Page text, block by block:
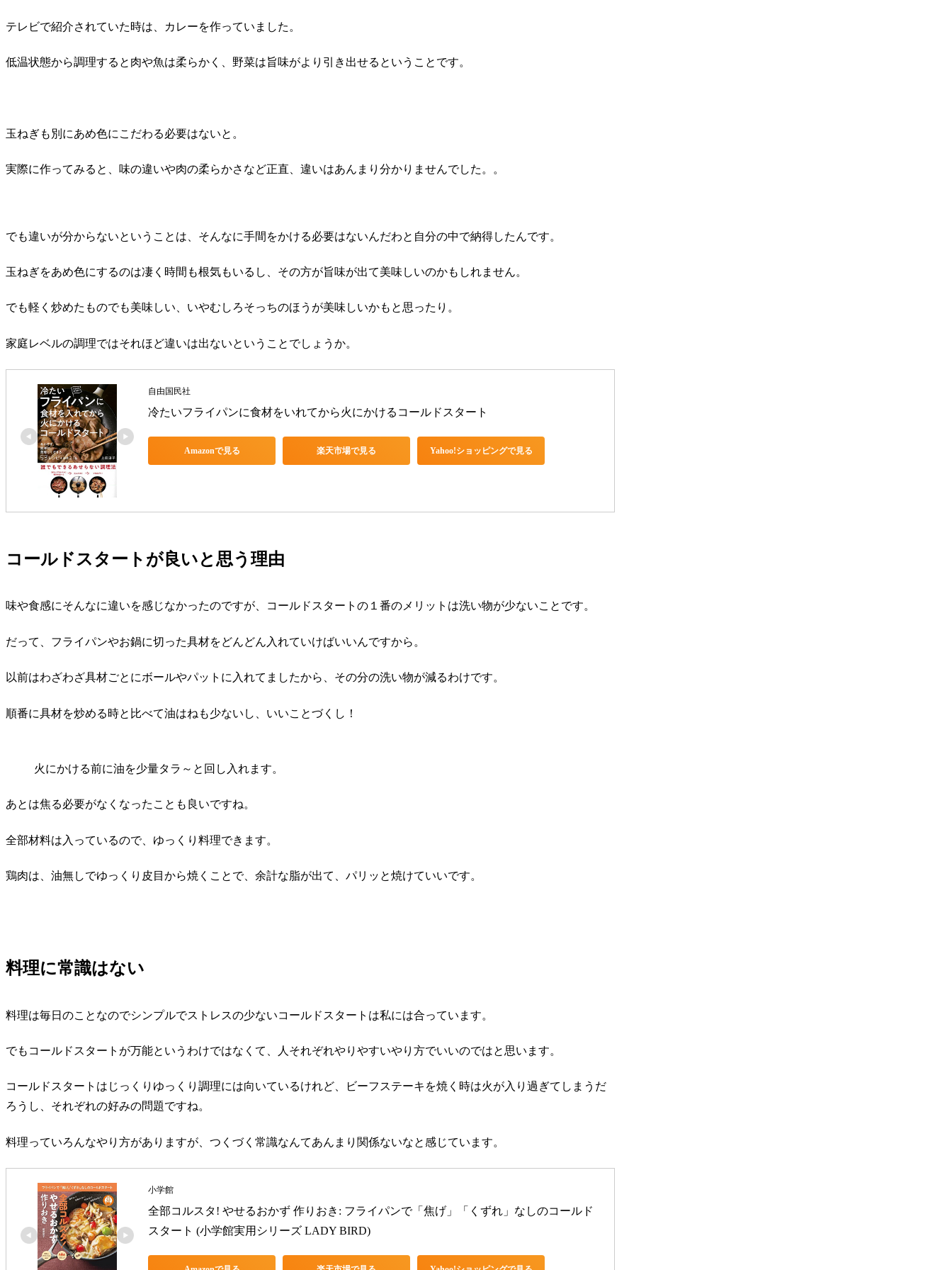
テレビで紹介されていた時は、カレーを作っていました。
低温状態から調理すると肉や魚は柔らかく、野菜は旨味がより引き出せるということです。
玉ねぎも別にあめ色にこだわる必要はないと。
実際に作ってみると、味の違いや肉の柔らかさなど正直、違いはあんまり分かりませんでした。。
でも違いが分からないということは、そんなに手間をかける必要はないんだわと自分の中で納得したんです。
玉ねぎをあめ色にするのは凄く時間も根気もいるし、その方が旨味が出て美味しいのかもしれません。
でも軽く炒めたものでも美味しい、いやむしろそっちのほうが美味しいかもと思ったり。
家庭レベルの調理ではそれほど違いは出ないということでしょうか。
自由国民社
冷たいフライパンに食材をいれてから火にかけるコールドスタート
Amazonで見る 楽天市場で見る Yahoo!ショッピングで見る
コールドスタートが良いと思う理由
味や食感にそんなに違いを感じなかったのですが、コールドスタートの１番のメリットは洗い物が少ないこと です。
だって、フライパンやお鍋に切った具材をどんどん入れていけばいいんですから。
以前はわざわざ具材ごとにボールやパットに入れてましたから、その分の洗い物が減るわけです。
順番に具材を炒める時と比べて油はねも少ないし、いいことづくし！
火にかける前に油を少量タラ～と回し入れます。
あとは焦る必要がなくなった ことも良いですね。
全部材料は入っているので、ゆっくり料理できます。
鶏肉は、油無しでゆっくり皮目から焼くことで、余計な脂が出て、パリッと焼けていいです。
料理に常識はない
料理は毎日のことなのでシンプルでストレスの少ないコールドスタート は私には合っています。
でも コールドスタート が万能というわけではなくて、人それぞれやりやすいやり方でいいのではと思います。
コールドスタートはじっくりゆっくり調理には向いているけれど、ビーフステーキを焼く時は火が入り過ぎてしまうだ
ろうし、それぞれの好みの問題ですね。
料理っていろんなやり方がありますが、つくづく常識なんてあんまり関係ないなと感じています。
小学館
全部コルスタ! やせるおかず 作りおき: フライパンで「焦げ」「くずれ」なしのコールド
スタート (小学館実用シリーズ LADY BIRD)